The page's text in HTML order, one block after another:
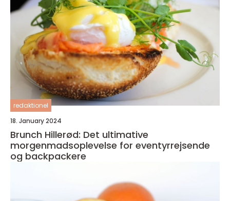
redaktionel
18. January 2024
Brunch Hillerød: Det ultimative
morgenmadsoplevelse for eventyrrejsende
og backpackere